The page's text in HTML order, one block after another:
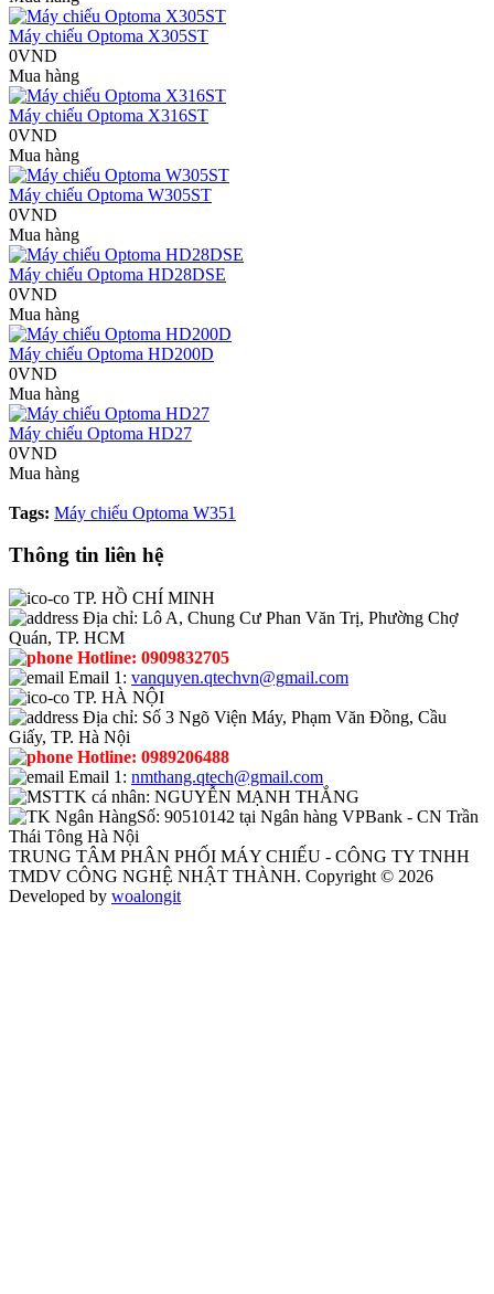
Máy chiếu Optoma X305ST
0VND
Mua hàng
Máy chiếu Optoma X316ST
0VND
Mua hàng
Máy chiếu Optoma W305ST
0VND
Mua hàng
Máy chiếu Optoma HD28DSE
0VND
Mua hàng
Máy chiếu Optoma HD200D
0VND
Mua hàng
Máy chiếu Optoma HD27
0VND
Mua hàng
Tags: Máy chiếu Optoma W351
Thông tin liên hệ
TP. HỒ CHÍ MINH
Địa chỉ: Lô A, Chung Cư Phan Văn Trị, Phường Chợ
Quán, TP. HCM
Hotline: 0909832705
Email 1: vanquyen.qtechvn@gmail.com
TP. HÀ NỘI
Địa chỉ: Số 3 Ngõ Viện Máy, Phạm Văn Đồng, Cầu
Giấy, TP. Hà Nội
Hotline: 0989206488
Email 1: nmthang.qtech@gmail.com
TK cá nhân: NGUYỄN MẠNH THẮNG
Số: 90510142 tại Ngân hàng VPBank - CN Trần
Thái Tông Hà Nội
TRUNG TÂM PHÂN PHỐI MÁY CHIẾU - CÔNG TY TNHH
TMDV CÔNG NGHỆ NHẬT THÀNH. Copyright © 2026
Developed by woalongit